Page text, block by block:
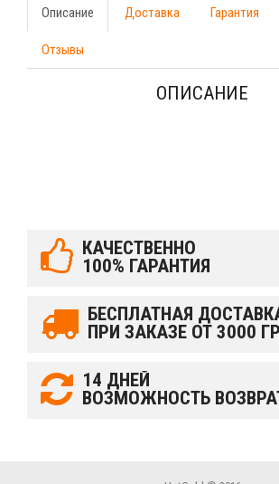
Описание Доставка Гарантия
Отзывы
ОПИСАНИЕ
КАЧЕСТВЕННО
100% ГАРАНТИЯ
БЕСПЛАТНАЯ
ПРИ ЗАКАЗЕ ОТ 3000
14 ДНЕЙ
ВОЗМОЖНОСТЬ